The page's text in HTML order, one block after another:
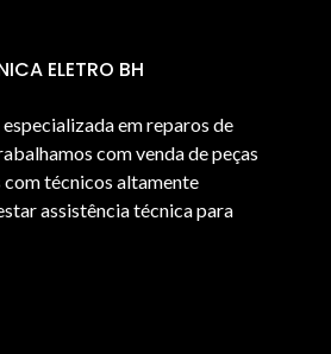
ELETRO BH
em reparos de
com venda de peças
técnicos altamente
assistência técnica para